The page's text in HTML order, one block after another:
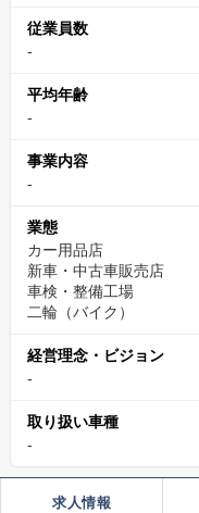
従業員数
-
平均年齢
-
事業内容
-
業態
カー用品店
新車・中古車販売店
車検・整備工場
二輪（バイク）
経営理念・ビジョン
-
取り扱い車種
-
求人情報